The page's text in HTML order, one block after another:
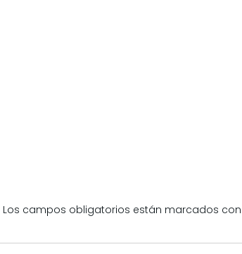
Los campos obligatorios están marcados con